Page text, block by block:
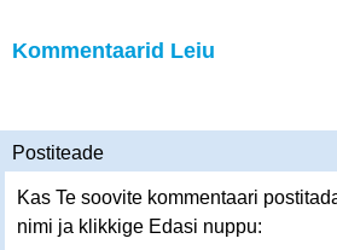
Kommentaarid Leiu
Postiteade
Kas Te soovite kommentaari
nimi ja klikkige Edasi nuppu: